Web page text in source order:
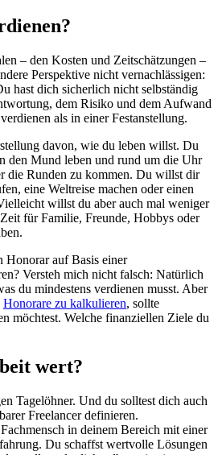
– den Kosten und Zeitschätzungen –
Perspektive nicht vernachlässigen:
hast dich sicherlich nicht selbständig
dem Risiko und dem Aufwand
als in einer Festanstellung.
davon, wie du leben willst. Du
den Mund leben und rund um die Uhr
die Runden zu kommen. Du willst dir
eine Weltreise machen oder einen
willst du aber auch mal weniger
für Familie, Freunde, Hobbys oder
Honorar auf Basis einer
Versteh mich nicht falsch: Natürlich
du mindestens verdienen musst. Aber
Honorare zu kalkulieren, sollte
möchtest. Welche finanziellen Ziele du
wert?
Tagelöhner. Und du solltest dich auch
Freelancer definieren.
in deinem Bereich mit einer
Du schaffst wertvolle Lösungen